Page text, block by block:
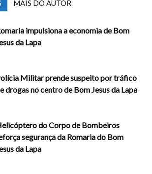
MAIS DO AUTOR
impulsiona a economia de Bom
da Lapa
Militar prende suspeito por tráfico
drogas no centro de Bom Jesus da Lapa
do Corpo de Bombeiros
segurança da Romaria do Bom
da Lapa